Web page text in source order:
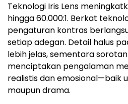
Teknologi Iris Lens
hingga 60.000:1. Berkat
pengaturan kontras
setiap adegan. Detail halus
lebih jelas, sementara
menciptakan pengalaman
realistis dan emosional—baik
maupun drama.